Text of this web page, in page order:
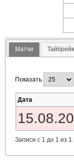
Матчи
Показать
Дата
Записи с 1 до 1 из 1